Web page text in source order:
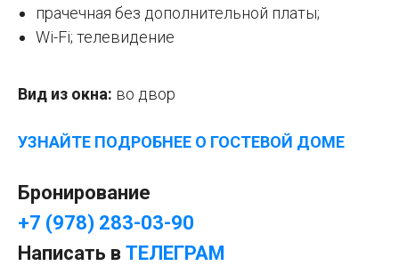
прачечная без дополнительной платы;
Wi-Fi; телевидение
Вид из окна: во двор
УЗНАЙТЕ ПОДРОБНЕЕ О ГОСТЕВОЙ ДОМЕ
Бронирование
+7 (978) 283-03-90
Написать в ТЕЛЕГРАМ